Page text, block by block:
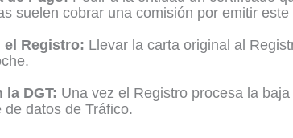
suelen cobrar una comisión por emitir
el Registro: Llevar la carta original al
la DGT: Una vez el Registro procesa la
datos de Tráfico.